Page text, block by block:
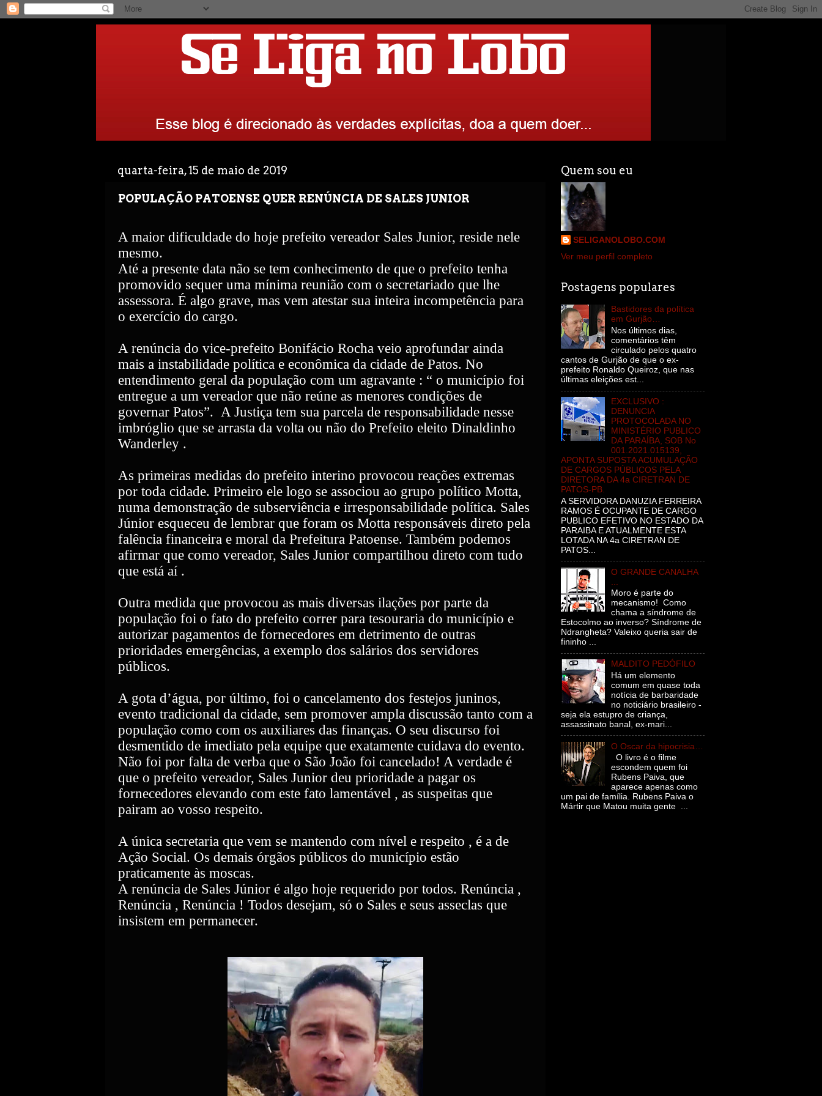
quarta-feira, 15 de maio de 2019
POPULAÇÃO PATOENSE QUER RENÚNCIA DE SALES JUNIOR
A maior dificuldade do hoje prefeito vereador Sales Junior, reside nele
mesmo.
Até a presente data não se tem conhecimento de que o prefeito tenha
promovido sequer uma mínima reunião com o secretariado que lhe
assessora. É algo grave, mas vem atestar sua inteira incompetência para
o exercício do cargo.
A renúncia do vice-prefeito Bonifácio Rocha veio aprofundar ainda
mais a instabilidade política e econômica da cidade de Patos. No
entendimento geral da população com um agravante : “ o município foi
entregue a um vereador que não reúne as menores condições de
governar Patos”. A Justiça tem sua parcela de responsabilidade nesse
imbróglio que se arrasta da volta ou não do Prefeito eleito Dinaldinho
Wanderley .
As primeiras medidas do prefeito interino provocou reações extremas
por toda cidade. Primeiro ele logo se associou ao grupo político Motta,
numa demonstração de subserviência e irresponsabilidade política. Sales
Júnior esqueceu de lembrar que foram os Motta responsáveis direto pela
falência financeira e moral da Prefeitura Patoense. Também podemos
afirmar que como vereador, Sales Junior compartilhou direto com tudo
que está aí .
Outra medida que provocou as mais diversas ilações por parte da
população foi o fato do prefeito correr para tesouraria do município e
autorizar pagamentos de fornecedores em detrimento de outras
prioridades emergências, a exemplo dos salários dos servidores
públicos.
A gota d’água, por último, foi o cancelamento dos festejos juninos,
evento tradicional da cidade, sem promover ampla discussão tanto com a
população como com os auxiliares das finanças. O seu discurso foi
desmentido de imediato pela equipe que exatamente cuidava do evento.
Não foi por falta de verba que o São João foi cancelado! A verdade é
que o prefeito vereador, Sales Junior deu prioridade a pagar os
fornecedores elevando com este fato lamentável , as suspeitas que
pairam ao vosso respeito.
A única secretaria que vem se mantendo com nível e respeito , é a de
Ação Social. Os demais órgãos públicos do município estão
praticamente às moscas.
A renúncia de Sales Júnior é algo hoje requerido por todos. Renúncia ,
Renúncia , Renúncia ! Todos desejam, só o Sales e seus asseclas que
insistem em permanecer.
Quem sou eu
SELIGANOLOBO.COM
Ver meu perfil completo
Postagens populares
Bastidores da política
em Gurjão…
Nos últimos dias,
comentários têm
circulado pelos quatro
cantos de Gurjão de que o ex-
prefeito Ronaldo Queiroz, que nas
últimas eleições est...
EXCLUSIVO :
DENUNCIA
PROTOCOLADA NO
MINISTÉRIO PUBLICO
DA PARAÍBA, SOB No
001.2021.015139,
APONTA SUPOSTA ACUMULAÇÃO
DE CARGOS PÚBLICOS PELA
DIRETORA DA 4a CIRETRAN DE
PATOS-PB.
A SERVIDORA DANUZIA FERREIRA
RAMOS É OCUPANTE DE CARGO
PUBLICO EFETIVO NO ESTADO DA
PARAIBA E ATUALMENTE ESTA
LOTADA NA 4a CIRETRAN DE
PATOS...
O GRANDE CANALHA
Moro é parte do
mecanismo! Como
chama a síndrome de
Estocolmo ao inverso? Síndrome de
Ndrangheta? Valeixo queria sair de
fininho ...
MALDITO PEDÓFILO
Há um elemento
comum em quase toda
notícia de barbaridade
no noticiário brasileiro -
seja ela estupro de criança,
assassinato banal, ex-mari...
O Oscar da hipocrisia…
O livro é o filme
escondem quem foi
Rubens Paiva, que
aparece apenas como
um pai de família. Rubens Paiva o
Mártir que Matou muita gente ...